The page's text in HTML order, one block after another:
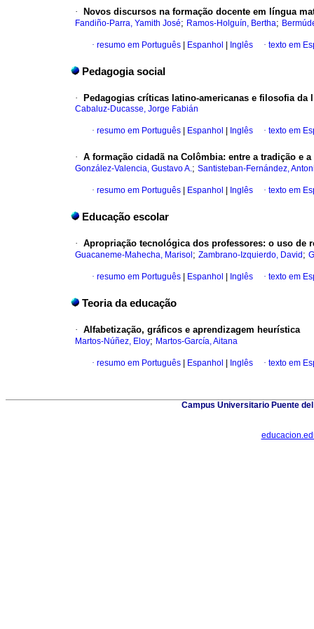
· Novos discursos na formação docente em língua
Fandiño-Parra, Yamith José; Ramos-Holguín, Bertha;
· resumo em Português Espanhol Inglês · texto em
Pedagogia social
· Pedagogias críticas latino-americanas e filosofia da
Cabaluz-Ducasse, Jorge Fabián
· resumo em Português Espanhol Inglês · texto em
· A formação cidadã na Colômbia: entre a tradição e
González-Valencia, Gustavo A.; Santisteban-Fernández,
· resumo em Português Espanhol Inglês · texto em
Educação escolar
· Apropriação tecnológica dos professores: o uso de
Guacaneme-Mahecha, Marisol ; Zambrano-Izquierdo, David ;
· resumo em Português Espanhol Inglês · texto em
Teoria da educação
· Alfabetização, gráficos e aprendizagem heurística
Martos-Núñez, Eloy; Martos-García, Aitana
· resumo em Português Espanhol Inglês · texto em
Campus Universitario Puente